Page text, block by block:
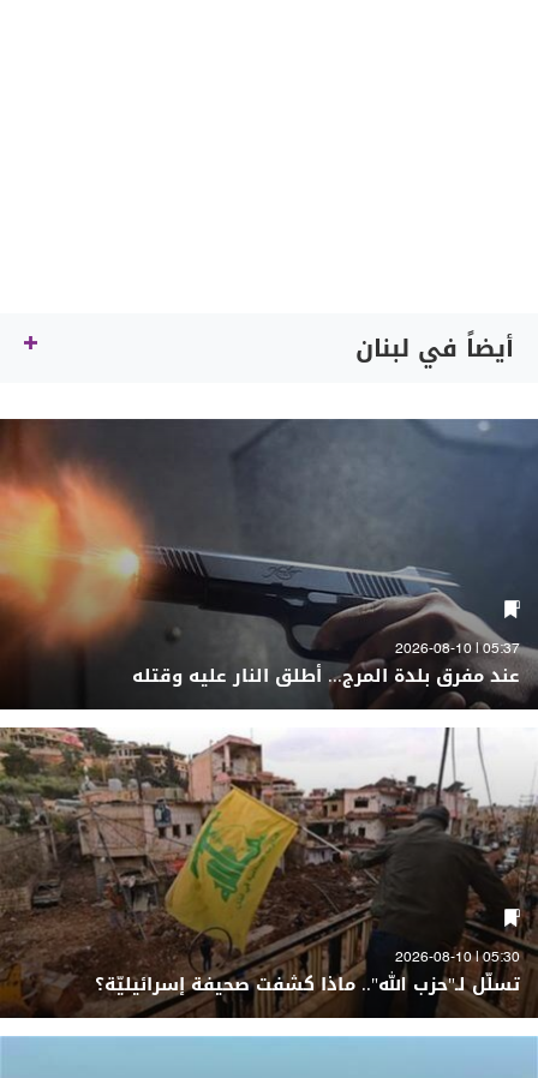
أيضاً في لبنان
05:37 | 2026-08-10
عند مفرق بلدة المرج... أطلق النار عليه وقتله
05:30 | 2026-08-10
تسلّل لـ"حزب الله".. ماذا كشفت صحيفة إسرائيليّة؟